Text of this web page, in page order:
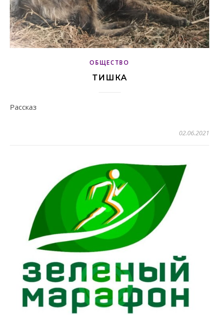
ОБЩЕСТВО
ТИШКА
Рассказ
02.06.2021